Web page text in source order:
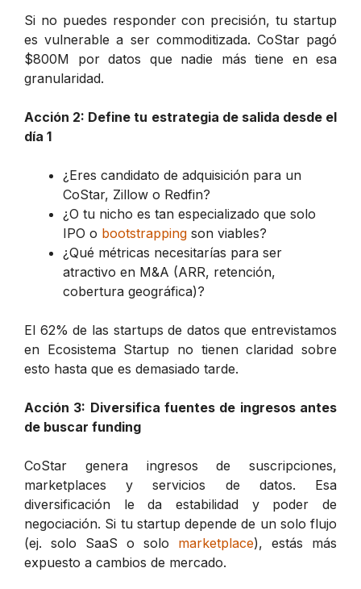
Si no puedes responder con precisión, tu startup
es vulnerable a ser commoditizada. CoStar pagó
$800M por datos que nadie más tiene en esa
granularidad.
Acción 2: Define tu estrategia de salida desde el
día 1
¿Eres candidato de adquisición para un
CoStar, Zillow o Redfin?
¿O tu nicho es tan especializado que solo
IPO o bootstrapping son viables?
¿Qué métricas necesitarías para ser
atractivo en M&A (ARR, retención,
cobertura geográfica)?
El 62% de las startups de datos que entrevistamos
en Ecosistema Startup no tienen claridad sobre
esto hasta que es demasiado tarde.
Acción 3: Diversifica fuentes de ingresos antes
de buscar funding
CoStar genera ingresos de suscripciones,
marketplaces y servicios de datos. Esa
diversificación le da estabilidad y poder de
negociación. Si tu startup depende de un solo flujo
(ej. solo SaaS o solo marketplace), estás más
expuesto a cambios de mercado.